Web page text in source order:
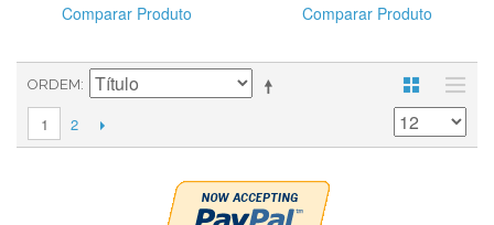
Comparar Produto
Comparar Produto
ORDEM
1 2